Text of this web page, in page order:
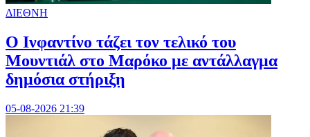
ΔΙΕΘΝΗ
Ο Ινφαντίνο τάζει τον τελικό του
Μουντιάλ στο Μαρόκο με αντάλλαγμα
δημόσια στήριξη
05-08-2026 21:39